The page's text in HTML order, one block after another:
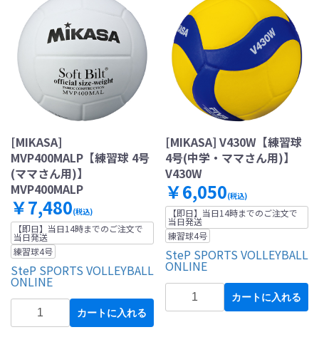
[MIKASA]
MVP400MALP【練習球 4号
(ママさん用)】
MVP400MALP
￥7,480(税込)
【即日】当日14時までのご注文で
当日発送
練習球4号
SteP SPORTS VOLLEYBALL
ONLINE
カートに入れる
[MIKASA] V430W【練習球
4号(中学・ママさん用)】
V430W
￥6,050(税込)
【即日】当日14時までのご注文で
当日発送
練習球4号
SteP SPORTS VOLLEYBALL
ONLINE
カートに入れる